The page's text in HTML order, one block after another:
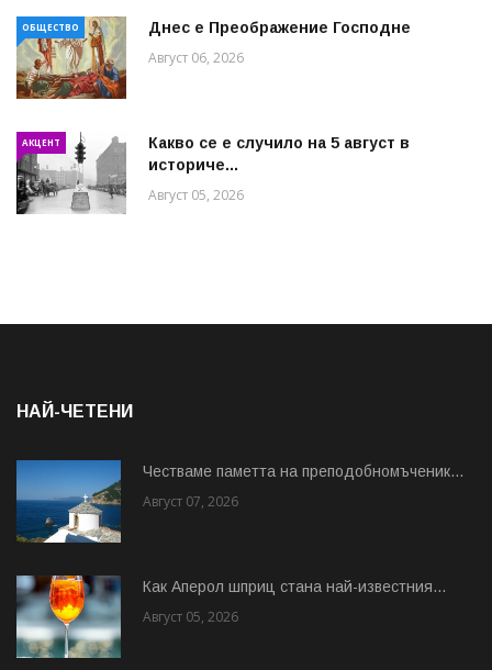
ОБЩЕСТВО Днес е Преображение Господне
Август 06, 2026
АКЦЕНТ
Какво се е случило на 5 август в
историче...
Август 05, 2026
НАЙ-ЧЕТЕНИ
Честваме паметта на преподобномъченик...
Август 07, 2026
Как Аперол шприц стана най-известния...
Август 05, 2026